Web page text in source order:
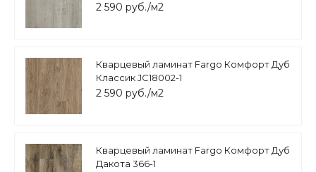
2 590 руб./м2
Кварцевый ламинат Fargo Комфорт Дуб
Классик JC18002-1
2 590 руб./м2
Кварцевый ламинат Fargo Комфорт Дуб
Дакота 366-1